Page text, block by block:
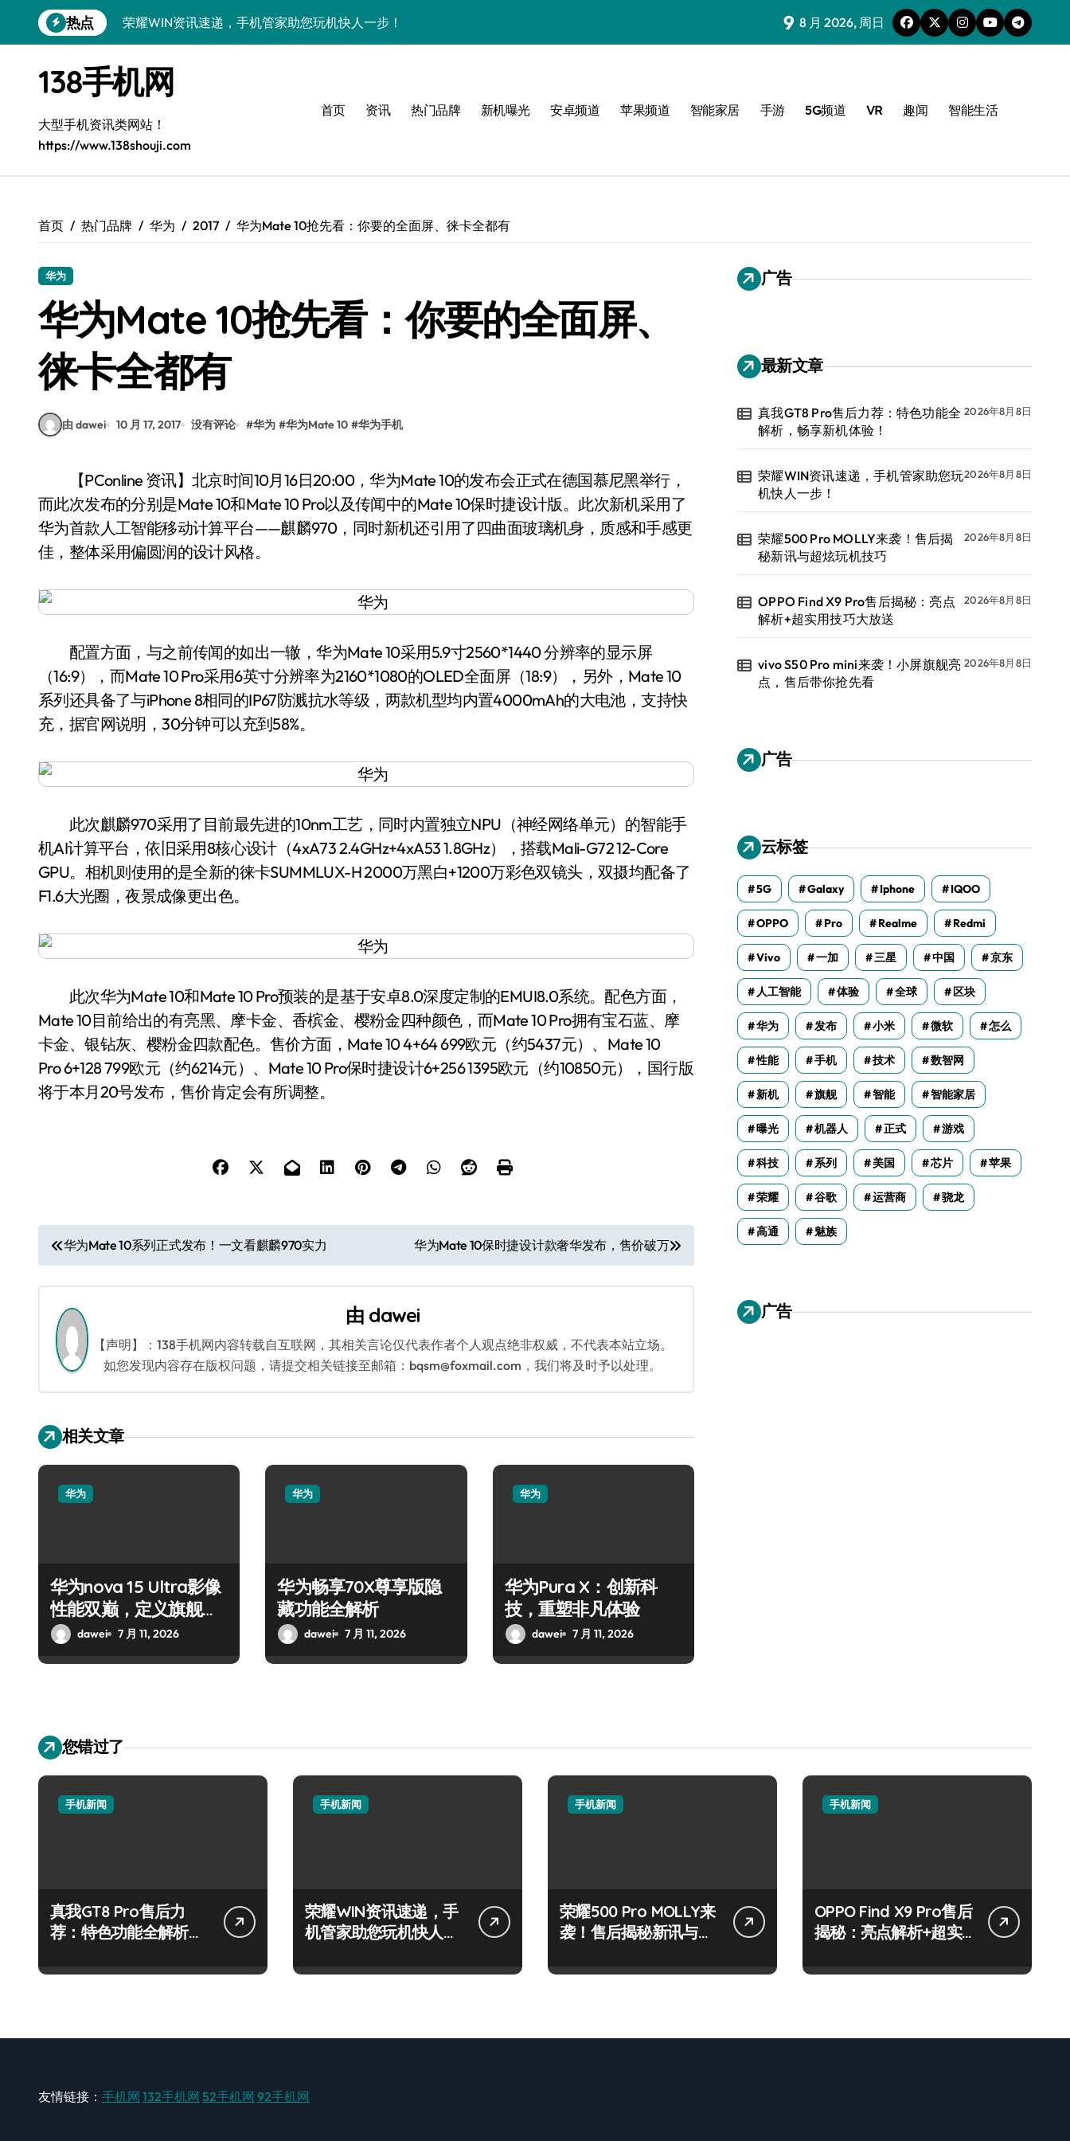
到
热点
荣耀WIN资讯速递，手机管家助您玩机快人一步！
OPPO Find X9 Pro售后揭秘：亮点解析+超实用技巧大放送
vivo S50 Pro mini来袭！小屏旗舰亮点，售后带你抢先看
REDMI K90售后揭秘：亮点配置全解析，速来围观！
OPPO Find X9售后揭秘：亮点特色玩法，一次全掌握！
华为nova 15 Ultra新功能解锁，售后邀您共享最新优惠！
真我GT8 Pro售后力荐：特色功能全解析，畅享新机体验！
9 8 月 2026, 周日
138手机网
大型手机资讯类网站！
https://www.138shouji.com
首页 资讯 热门品牌 新机曝光 安卓频道 苹果频道 智能家居 手游 5G频道 VR 趣闻 智能生活
首页 热门品牌 华为 2017 华为Mate 10抢先看：你要的全面屏、徕卡全都有
华为
华为Mate 10抢先看：你要的全面屏、
徕卡全都有
由 dawei 10 月 17, 2017 没有评论 #华为 #华为Mate 10 #华为手机
【PConline 资讯】北京时间10月16日20:00，华为Mate 10的发布会正式在德国慕尼黑举行，
而此次发布的分别是Mate 10和Mate 10 Pro以及传闻中的Mate 10保时捷设计版。此次新机采用了
华为首款人工智能移动计算平台——麒麟970，同时新机还引用了四曲面玻璃机身，质感和手感更
佳，整体采用偏圆润的设计风格。
配置方面，与之前传闻的如出一辙，华为Mate 10采用5.9寸2560*1440 分辨率的显示屏
（16:9），而Mate 10 Pro采用6英寸分辨率为2160*1080的OLED全面屏（18:9），另外，Mate 10
系列还具备了与iPhone 8相同的IP67防溅抗水等级，两款机型均内置4000mAh的大电池，支持快
充，据官网说明，30分钟可以充到58%。
此次麒麟970采用了目前最先进的10nm工艺，同时内置独立NPU（神经网络单元）的智能手
机AI计算平台，依旧采用8核心设计（4xA73 2.4GHz+4xA53 1.8GHz），搭载Mali-G72 12-Core
GPU。相机则使用的是全新的徕卡SUMMLUX-H 2000万黑白+1200万彩色双镜头，双摄均配备了
F1.6大光圈，夜景成像更出色。
此次华为Mate 10和Mate 10 Pro预装的是基于安卓8.0深度定制的EMUI8.0系统。配色方面，
Mate 10目前给出的有亮黑、摩卡金、香槟金、樱粉金四种颜色，而Mate 10 Pro拥有宝石蓝、摩
卡金、银钻灰、樱粉金四款配色。售价方面，Mate 10 4+64 699欧元（约5437元）、Mate 10
Pro 6+128 799欧元（约6214元）、Mate 10 Pro保时捷设计6+256 1395欧元（约10850元），国行版
将于本月20号发布，售价肯定会有所调整。
文
章
导
航
华为Mate 10系列正式发布！一文看麒麟970实力 华为Mate 10保时捷设计款奢华发布，售价破万
由 dawei
【声明】：138手机网内容转载自互联网，其相关言论仅代表作者个人观点绝非权威，不代表本站立场。
如您发现内容存在版权问题，请提交相关链接至邮箱：bqsm@foxmail.com，我们将及时予以处理。
相关文章
华为
华为nova 15 Ultra影像
性能双巅，定义旗舰新
风向dawei 7 月 11, 2026
华为
华为畅享70X尊享版隐
藏功能全解析
dawei 7 月 11, 2026
华为
华为Pura X：创新科
技，重塑非凡体验
dawei 7 月 11, 2026
广告
最新文章
真我GT8 Pro售后力荐：特色功能全
解析，畅享新机体验！
2026年8月8日
荣耀WIN资讯速递，手机管家助您玩
机快人一步！
2026年8月8日
荣耀500 Pro MOLLY来袭！售后揭
秘新讯与超炫玩机技巧
2026年8月8日
OPPO Find X9 Pro售后揭秘：亮点
解析+超实用技巧大放送
2026年8月8日
vivo S50 Pro mini来袭！小屏旗舰亮
点，售后带你抢先看
2026年8月8日
广告
云标签
5G Galaxy Iphone IQOO
OPPO Pro Realme Redmi
Vivo 一加 三星 中国 京东
人工智能 体验 全球 区块
华为 发布 小米 微软 怎么
性能 手机 技术 数智网
新机 旗舰 智能 智能家居
曝光 机器人 正式 游戏
科技 系列 美国 芯片 苹果
荣耀 谷歌 运营商 骁龙
高通 魅族
广告
您错过了
手机新闻
真我GT8 Pro售后力
荐：特色功能全解析，
手机新闻
荣耀WIN资讯速递，手
机管家助您玩机快人一
手机新闻
荣耀500 Pro MOLLY来
袭！售后揭秘新讯与超
手机新闻
OPPO Find X9 Pro售后
揭秘：亮点解析+超实
友情链接： 手机网 132手机网 52手机网 92手机网